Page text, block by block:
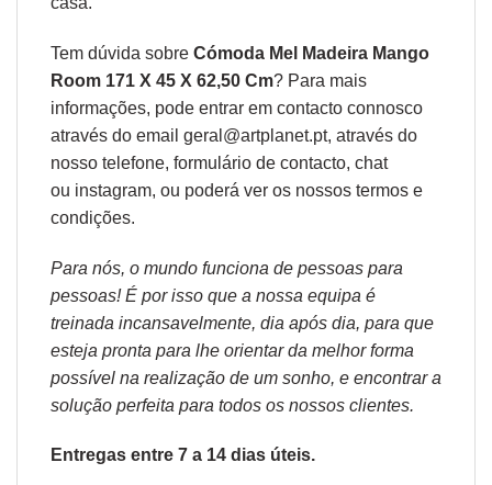
Tem dúvida sobre Cómoda Mel Madeira Mango
Room 171 X 45 X 62,50 Cm? Para mais
informações, pode entrar em contacto connosco
através do email geral@artplanet.pt, através do
nosso telefone, formulário de contacto, chat
ou instagram, ou poderá ver os nossos termos e
condições.
Para nós, o mundo funciona de pessoas para
pessoas! É por isso que a nossa equipa é
treinada incansavelmente, dia após dia, para que
esteja pronta para lhe orientar da melhor forma
possível na realização de um sonho, e encontrar a
solução perfeita para todos os nossos clientes.
Entregas entre 7 a 14 dias úteis.